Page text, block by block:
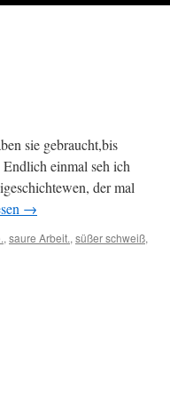
sie gebraucht,bis
einmal seh ich
der mal
→
, saure Arbeit., süßer schweiß,